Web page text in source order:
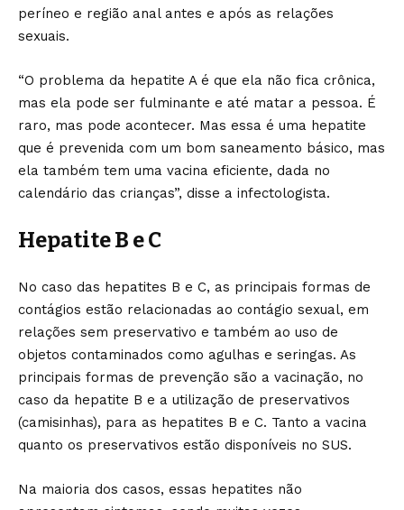
períneo e região anal antes e após as relações
sexuais.
“O problema da hepatite A é que ela não fica crônica,
mas ela pode ser fulminante e até matar a pessoa. É
raro, mas pode acontecer. Mas essa é uma hepatite
que é prevenida com um bom saneamento básico, mas
ela também tem uma vacina eficiente, dada no
calendário das crianças”, disse a infectologista.
Hepatite B e C
No caso das hepatites B e C, as principais formas de
contágios estão relacionadas ao contágio sexual, em
relações sem preservativo e também ao uso de
objetos contaminados como agulhas e seringas. As
principais formas de prevenção são a vacinação, no
caso da hepatite B e a utilização de preservativos
(camisinhas), para as hepatites B e C. Tanto a vacina
quanto os preservativos estão disponíveis no SUS.
Na maioria dos casos, essas hepatites não